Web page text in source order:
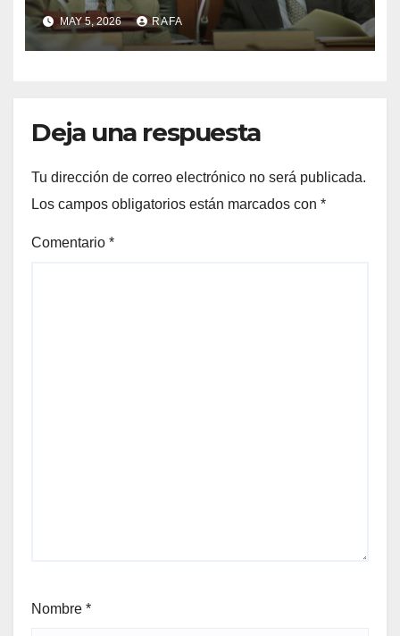
PERSONA QUE DIGNIFICA EL
EJERCICIO DE LA POLÍTICA
MAY 5, 2026 RAFA
Deja una respuesta
Tu dirección de correo electrónico no será publicada.
Los campos obligatorios están marcados con *
Comentario *
Nombre *